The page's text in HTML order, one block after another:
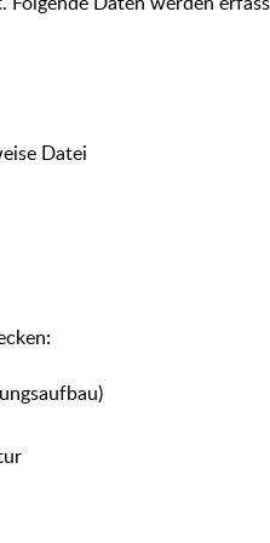
Datei